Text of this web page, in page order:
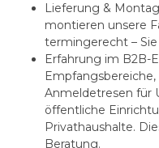
Lieferung &
montieren unsere
termingerecht –
Erfahrung im B2B-
Anmeldetresen für
öffentliche
Privathaushalte.
Beratung.